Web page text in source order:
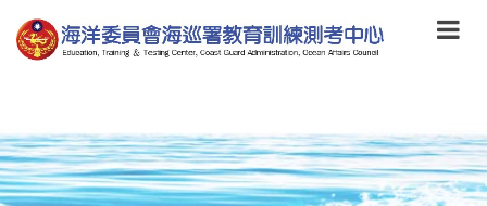
到
主
要
to
main
content